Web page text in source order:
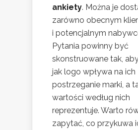
ankiety. Można je
zarówno obecnym
i potencjalnym
Pytania powinny być
skonstruowane tak,
jak logo wpływa na ich
postrzeganie marki, a
wartości według nich
reprezentuje. Warto
zapytać, co przykuwa